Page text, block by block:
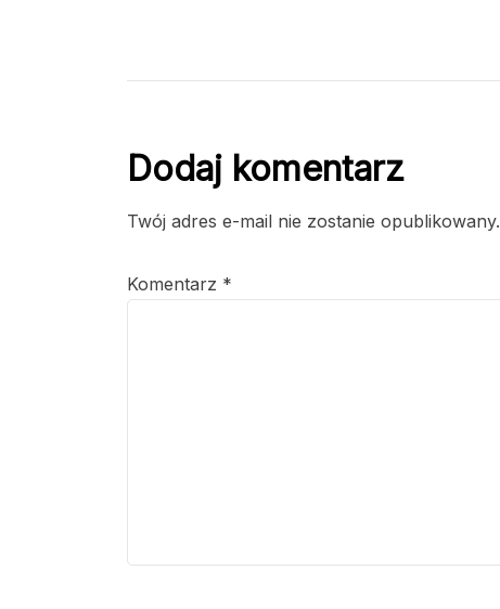
Dodaj komentarz
Twój adres e-mail nie zostanie opublikowany.
Komentarz *